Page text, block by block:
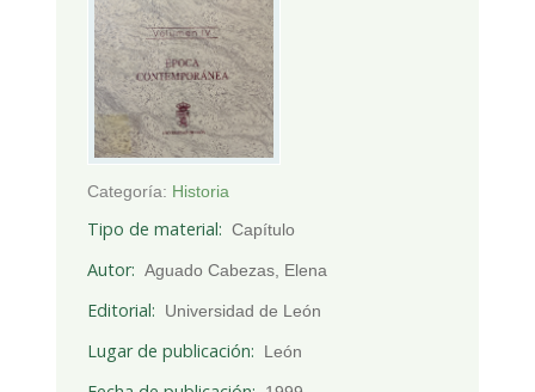
Categoría: Historia
Tipo de material Capítulo
Autor Aguado Cabezas, Elena
Editorial Universidad de León
Lugar de publicación León